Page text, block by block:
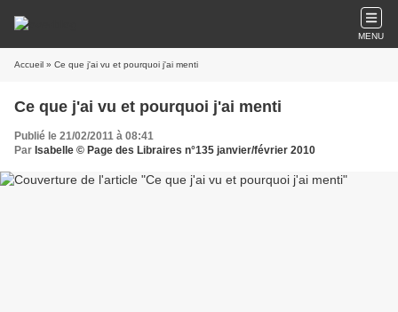
MENU
Accueil » Ce que j'ai vu et pourquoi j'ai menti
Ce que j'ai vu et pourquoi j'ai menti
Publié le 21/02/2011 à 08:41
Par Isabelle © Page des Libraires n°135 janvier/février 2010